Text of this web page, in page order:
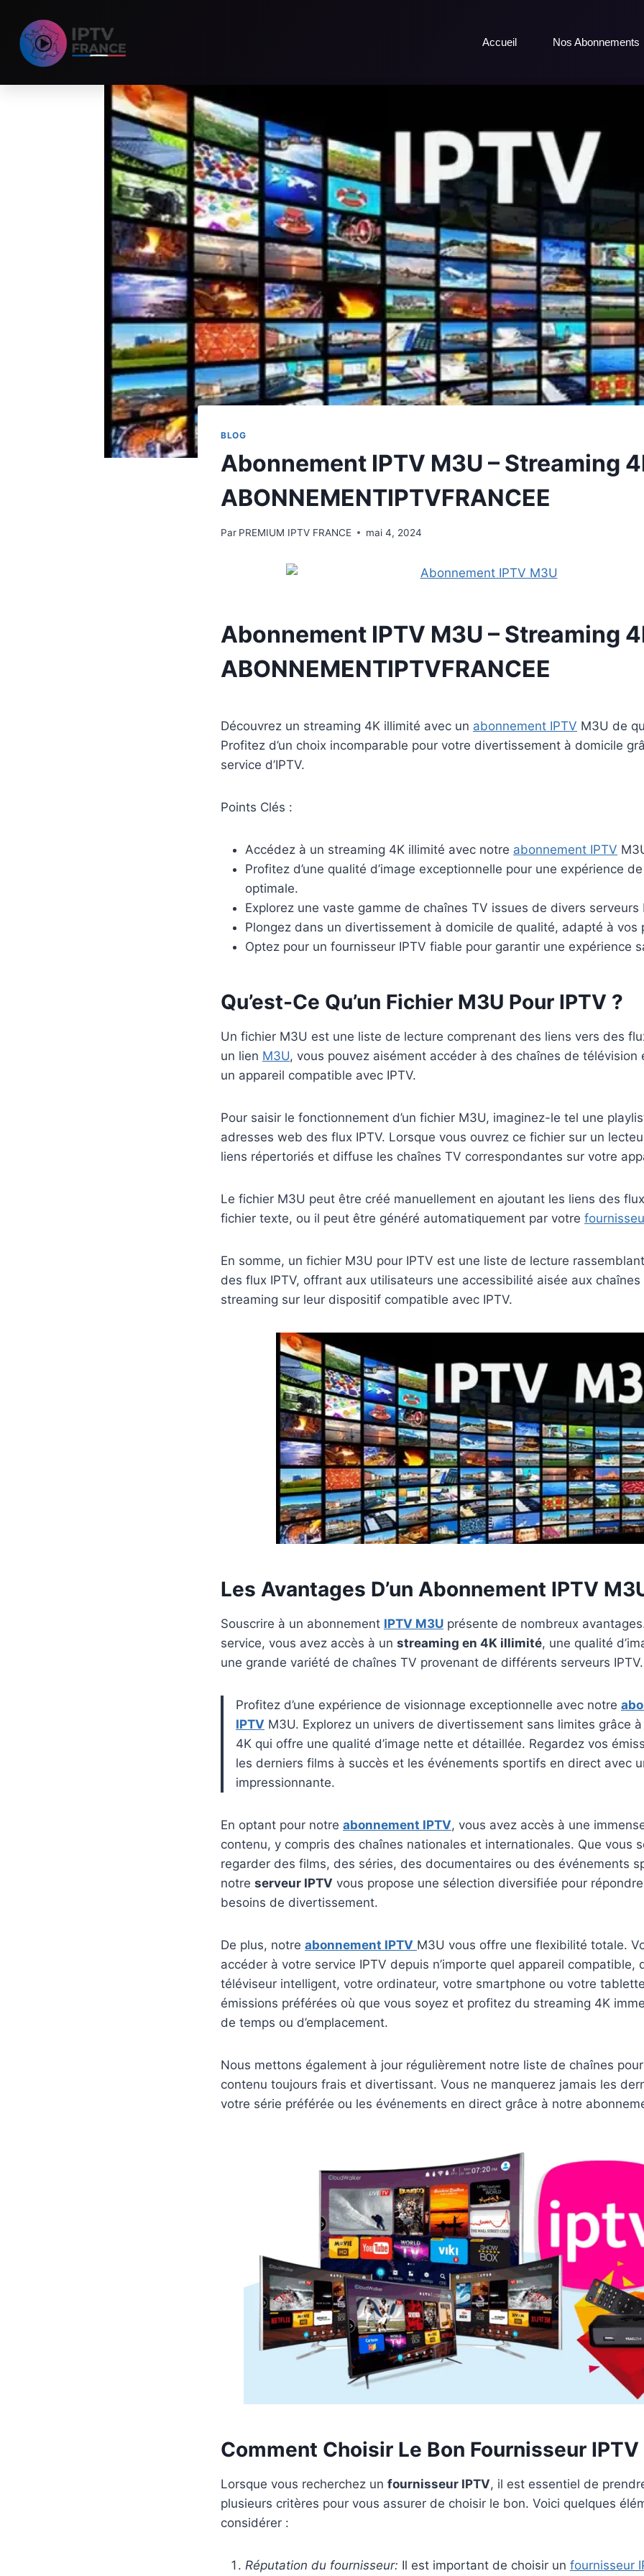
Accueil Nos Abonnements
BLOG
Abonnement IPTV M3U – Streaming
ABONNEMENTIPTVFRANCEE
Par PREMIUM IPTV FRANCE mai 4, 2024
Abonnement IPTV M3U – Streaming
ABONNEMENTIPTVFRANCEE
Découvrez un streaming 4K illimité avec un abonnement IPTV M3U de
Profitez d’un choix incomparable pour votre divertissement à domicile
service d’IPTV.
Points Clés :
Accédez à un streaming 4K illimité avec notre abonnement IPTV
Profitez d’une qualité d’image exceptionnelle pour une expérience
optimale.
Explorez une vaste gamme de chaînes TV issues de divers serveurs
Plongez dans un divertissement à domicile de qualité, adapté à vos
Optez pour un fournisseur IPTV fiable pour garantir une expérience
Qu’est-Ce Qu’un Fichier M3U Pour IPTV ?
Un fichier M3U est une liste de lecture comprenant des liens vers des
un lien M3U, vous pouvez aisément accéder à des chaînes de télévision
un appareil compatible avec IPTV.
Pour saisir le fonctionnement d’un fichier M3U, imaginez-le tel une
adresses web des flux IPTV. Lorsque vous ouvrez ce fichier sur un
liens répertoriés et diffuse les chaînes TV correspondantes sur votre
Le fichier M3U peut être créé manuellement en ajoutant les liens des
fichier texte, ou il peut être généré automatiquement par votre
En somme, un fichier M3U pour IPTV est une liste de lecture
des flux IPTV, offrant aux utilisateurs une accessibilité aisée aux
streaming sur leur dispositif compatible avec IPTV.
Les Avantages D’un Abonnement IPTV
Souscrire à un abonnement IPTV M3U présente de nombreux
service, vous avez accès à un streaming en 4K illimité, une qualité
une grande variété de chaînes TV provenant de différents serveurs IPTV.
Profitez d’une expérience de visionnage exceptionnelle avec notre
IPTV M3U. Explorez un univers de divertissement sans limites grâce
4K qui offre une qualité d’image nette et détaillée. Regardez vos
les derniers films à succès et les événements sportifs en direct avec
impressionnante.
En optant pour notre abonnement IPTV, vous avez accès à une
contenu, y compris des chaînes nationales et internationales. Que vous
regarder des films, des séries, des documentaires ou des événements
notre serveur IPTV vous propose une sélection diversifiée pour
besoins de divertissement.
De plus, notre abonnement IPTV M3U vous offre une flexibilité totale.
accéder à votre service IPTV depuis n’importe quel appareil compatible,
téléviseur intelligent, votre ordinateur, votre smartphone ou votre
émissions préférées où que vous soyez et profitez du streaming 4K
de temps ou d’emplacement.
Nous mettons également à jour régulièrement notre liste de chaînes
contenu toujours frais et divertissant. Vous ne manquerez jamais les
votre série préférée ou les événements en direct grâce à notre
Comment Choisir Le Bon Fournisseur IPTV
Lorsque vous recherchez un fournisseur IPTV, il est essentiel de
plusieurs critères pour vous assurer de choisir le bon. Voici quelques
considérer :
Réputation du fournisseur: Il est important de choisir un fournisseur